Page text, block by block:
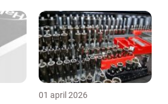
01 april 2026